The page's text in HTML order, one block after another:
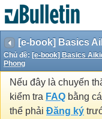
Chủ đề: [e-book] Basics
Phong
Nếu đây là chuyến
kiểm tra FAQ bằng
thể phải Đăng ký